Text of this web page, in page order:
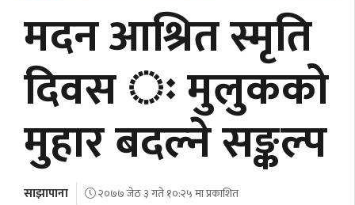
जीवनशैली
मनोरञ्जन/
साहित्य
अर्थ
अन्तरवार्ता
मदन आश्रित स्मृति
दिवस ः मुलुकको
मुहार बदल्ने सङ्कल्प
साझापाना २०७७ जेठ ३ गते १०:२५ मा प्रकाशित